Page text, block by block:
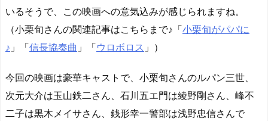
いるそうで、この映画への意気込みが感じられますね。
（小栗旬さんの関連記事はこちらまで♪「小栗旬がパパに
♪ 」「信長協奏曲 」「ウロボロス 」）
今回の映画は豪華キャストで、小栗旬さんのルパン三世、
次元大介は玉山鉄二さん、石川五エ門は綾野剛さん、峰不
二子は黒木メイサさん、銭形幸一警部は浅野忠信さんで